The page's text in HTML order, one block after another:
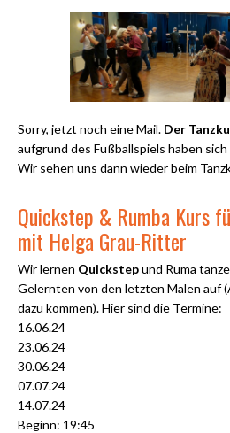
Sorry, jetzt noch eine Mail. Der
aufgrund des Fußballspiels haben
Wir sehen uns dann wieder beim
Quickstep & Rumba Kurs
mit Helga Grau-Ritter
Wir lernen Quickstepund Ruma
Gelernten von den letzten Malen auf
dazu kommen). Hier sind die Termine:
16.06.24
23.06.24
30.06.24
07.07.24
14.07.24
Beginn: 19:45